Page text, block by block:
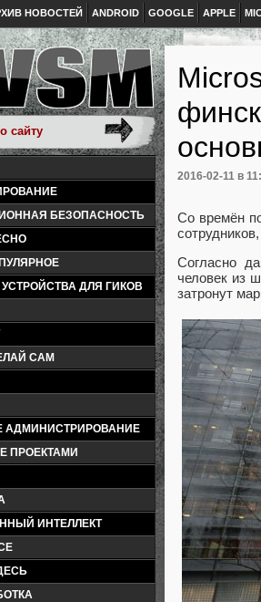
НОВОСТЕЙ ANDROID GOOGLE APPLE
БЕЗОПАСНОСТЬ
ДЛЯ ГИКОВ
САМ
АДМИНИСТРИРОВАНИЕ
ПРОЕКТАМИ
ИНТЕЛЛЕКТ
2016-02-11 в
Со времён
Согласно
человек из
затронут